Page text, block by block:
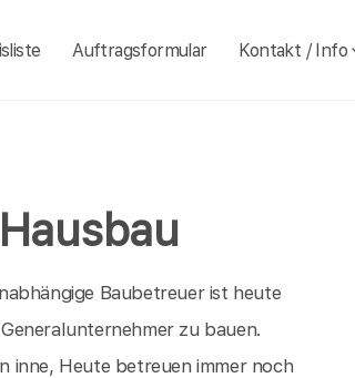
Auftragsformular Kontakt / Info
Baubetreuer ist heute
zu bauen.
inne, Heute betreuen immer noch